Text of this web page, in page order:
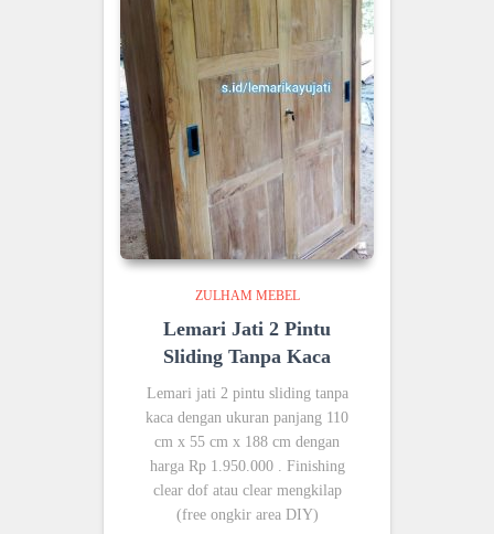
ZULHAM MEBEL
Lemari Jati 2 Pintu
Sliding Tanpa Kaca
Lemari jati 2 pintu sliding tanpa
kaca dengan ukuran panjang 110
cm x 55 cm x 188 cm dengan
harga Rp 1.950.000 . Finishing
clear dof atau clear mengkilap
(free ongkir area DIY)